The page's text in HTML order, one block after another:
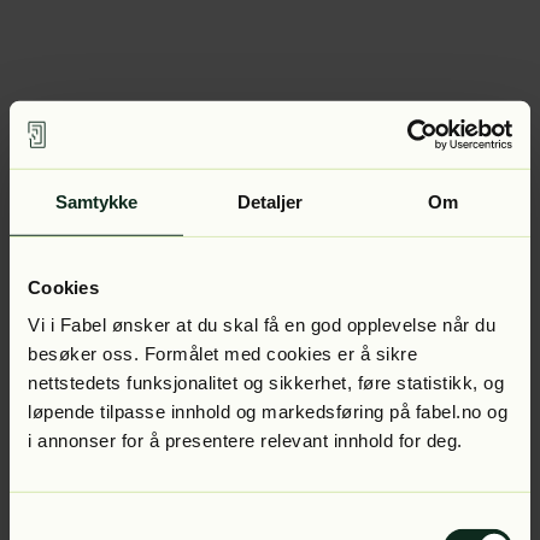
Samtykke Detaljer Om
Cookies
Vi i Fabel ønsker at du skal få en god opplevelse når du
besøker oss. Formålet med cookies er å sikre
nettstedets funksjonalitet og sikkerhet, føre statistikk, og
løpende tilpasse innhold og markedsføring på fabel.no og
i annonser for å presentere relevant innhold for deg.